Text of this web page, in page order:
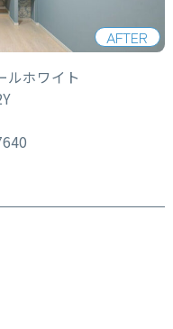
AFTER
ホワイト